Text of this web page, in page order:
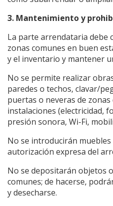
3. Mantenimiento y
La parte arrendataria debe
zonas comunes en buen
y el inventario y mantener
No se permite realizar
paredes o techos, clavar/
puertas o neveras de
instalaciones (electricidad,
presión sonora, Wi-Fi,
No se introducirán
autorización expresa del
No se depositarán objetos
comunes; de hacerse,
y desecharse.